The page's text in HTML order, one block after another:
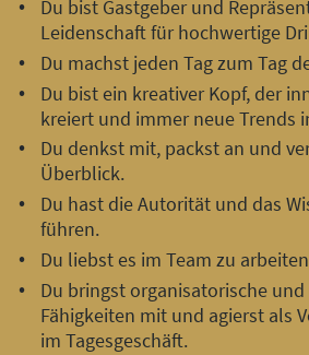
Du bist Gastgeber und
Leidenschaft für hochwertige
Du machst jeden Tag zum Tag
Du bist ein kreativer Kopf, der
kreiert und immer neue Trends
Du denkst mit, packst an und
Überblick.
Du hast die Autorität und das
führen.
Du liebst es im Team zu
Du bringst organisatorische
Fähigkeiten mit und agierst als
im Tagesgeschäft.